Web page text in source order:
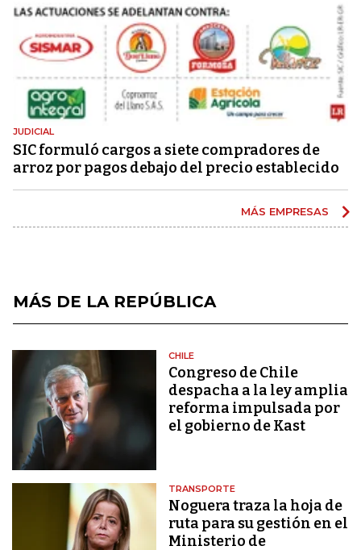
JUDICIAL
SIC formuló cargos a siete compradores de
arroz por pagos debajo del precio establecido
MÁS EMPRESAS
MÁS DE LA REPÚBLICA
CHILE
Congreso de Chile
despacha a la ley amplia
reforma impulsada por
el gobierno de Kast
TRANSPORTE
Noguera traza la hoja de
ruta para su gestión en el
Ministerio de